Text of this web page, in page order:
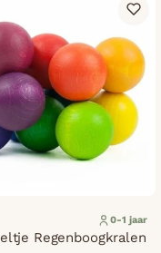
0-1 jaar
Regenboogkralen